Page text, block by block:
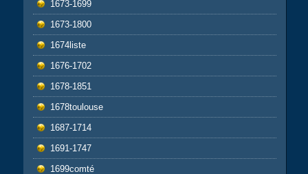
1673-1699
1673-1800
1674liste
1676-1702
1678-1851
1678toulouse
1687-1714
1691-1747
1699comté